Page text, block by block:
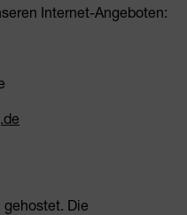
Internet-Angeboten:
Die